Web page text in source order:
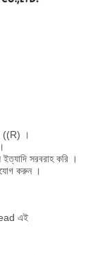
((R) ।
সরবরাহ করি ।
করুন ।
এই